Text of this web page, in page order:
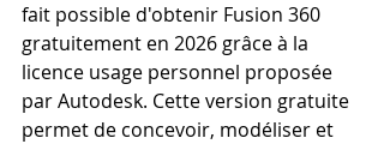
fait possible d'obtenir Fusion 360
gratuitement en 2026 grâce à la
licence usage personnel proposée
par Autodesk. Cette version gratuite
permet de concevoir, modéliser et